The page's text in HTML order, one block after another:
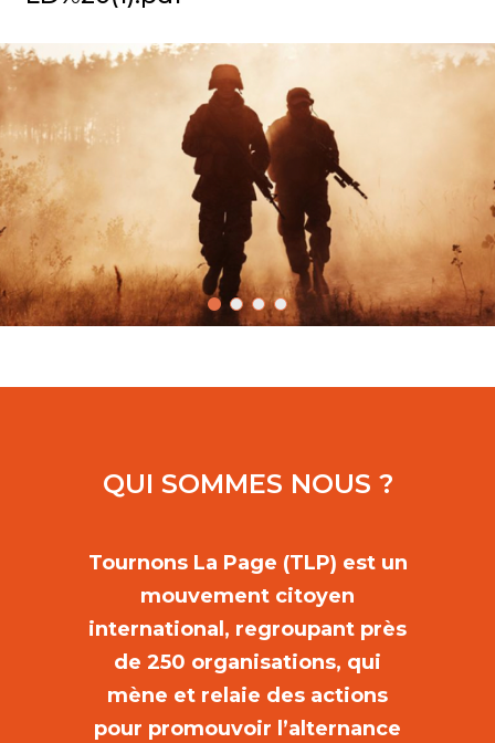
QUI SOMMES NOUS ?
Tournons La Page (TLP) est un
mouvement citoyen
international, regroupant près
de 250 organisations, qui
mène et relaie des actions
pour promouvoir l’alternance